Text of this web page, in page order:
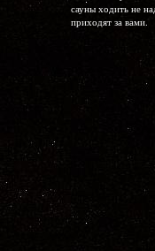
сауны ходить не
приходят за вами.